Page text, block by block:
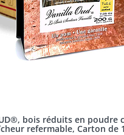
bois réduits en poudre
refermable, Carton de